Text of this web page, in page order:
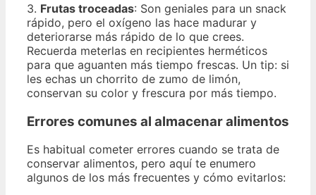
3. Frutas troceadas: Son geniales para un snack
rápido, pero el oxígeno las hace madurar y
deteriorarse más rápido de lo que crees.
Recuerda meterlas en recipientes herméticos
para que aguanten más tiempo frescas. Un tip: si
les echas un chorrito de zumo de limón,
conservan su color y frescura por más tiempo.
Errores comunes al almacenar alimentos
Es habitual cometer errores cuando se trata de
conservar alimentos, pero aquí te enumero
algunos de los más frecuentes y cómo evitarlos: